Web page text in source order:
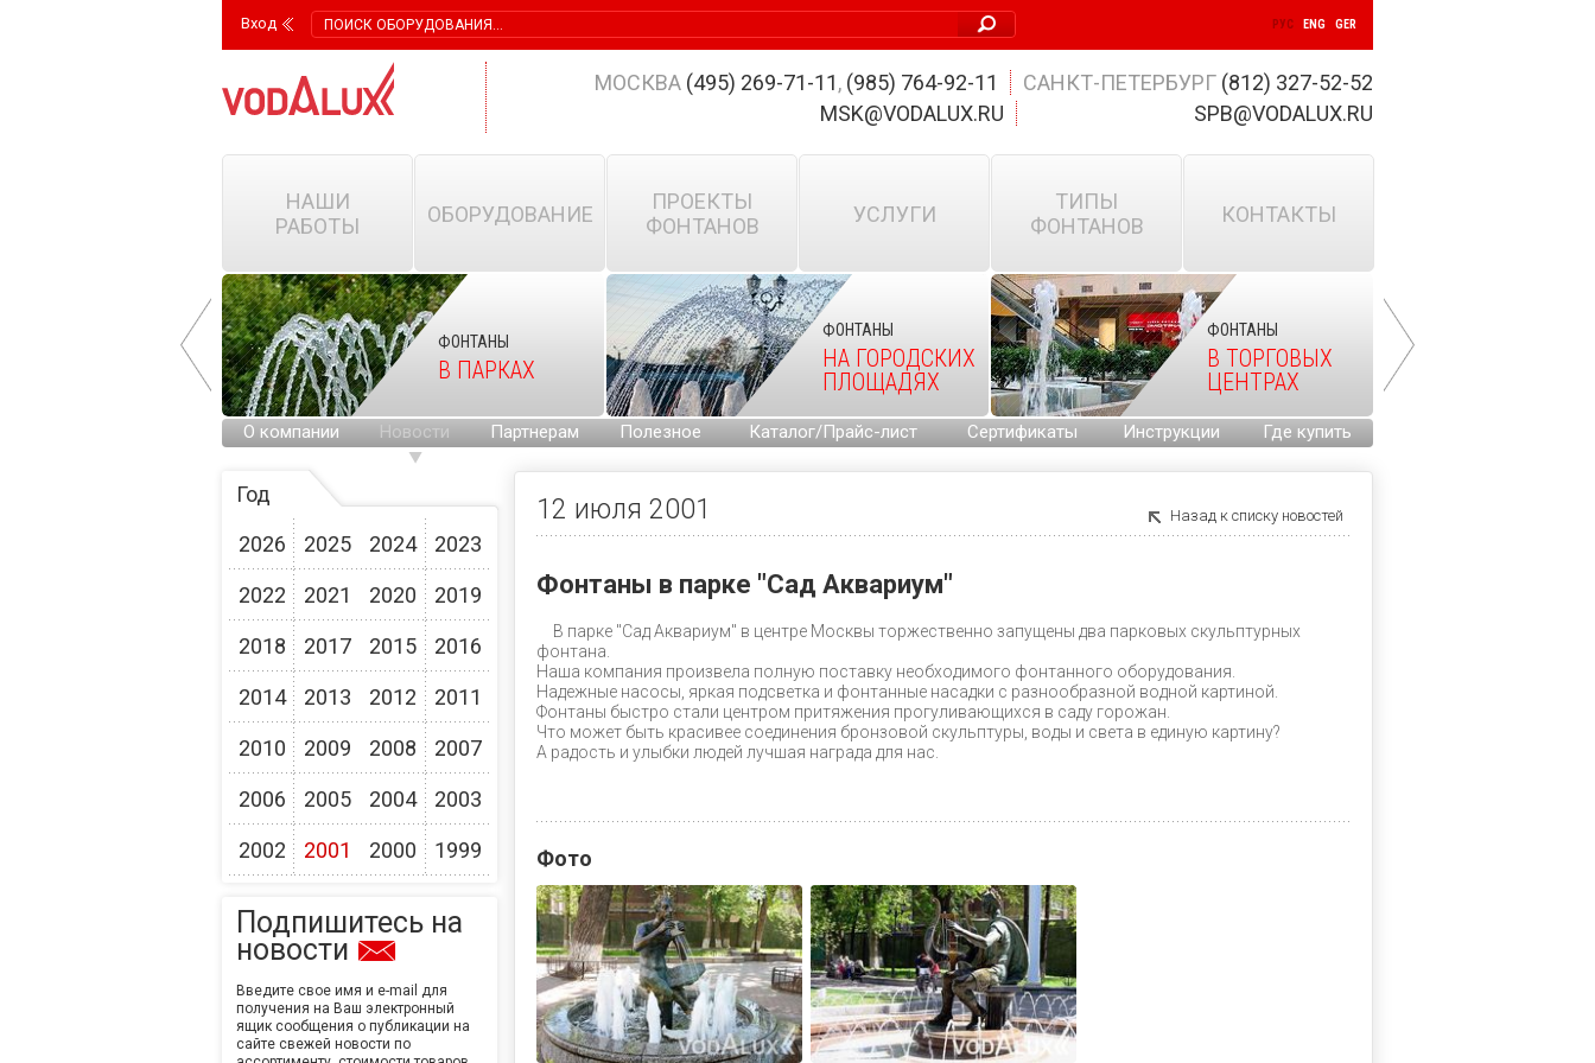
Вход РУС ENG GER
МОСКВА (495) 269-71-11, (985) 764-92-11 САНКТ-ПЕТЕРБУРГ (812) 327-52-52
MSK@VODALUX.RU
SPB@VODALUX.RU
НАШИ
РАБОТЫ
ОБОРУДОВАНИЕ
ПРОЕКТЫ
ФОНТАНОВ
УСЛУГИ
ТИПЫ
ФОНТАНОВ
КОНТАКТЫ
НА ГОРОДСКИХ
ФОНТАНЫ
В ПАРКАХ
ФОНТАНЫ
НА ГОРОДСКИХ
ПЛОЩАДЯХ
ФОНТАНЫ
В ТОРГОВЫХ
ЦЕНТРАХ
О компании Новости Партнерам Полезное Каталог/Прайс-лист Сертификаты Инструкции Где купить
Год
2026
2025 2024 2023
2022 2021 2020 2019
2018 2017 2015 2016
2014 2013 2012 2011
2010 2009 2008 2007
2006 2005 2004 2003
2002 2001 2000 1999
Подпишитесь на
новости
Введите свое имя и e-mail для
получения на Ваш электронный
ящик сообщения о публикации на
сайте свежей новости по
12 июля 2001 Назад к списку новостей
Фонтаны в парке "Cад Аквариум"
В парке "Сад Аквариум" в центре Москвы торжественно запущены два парковых скульптурных
фонтана.
Наша компания произвела полную поставку необходимого фонтанного оборудования.
Надежные насосы, яркая подсветка и фонтанные насадки с разнообразной водной картиной.
Фонтаны быстро стали центром притяжения прогуливающихся в саду горожан.
Что может быть красивее соединения бронзовой скульптуры, воды и света в единую картину?
А радость и улыбки людей лучшая награда для нас.
Фото